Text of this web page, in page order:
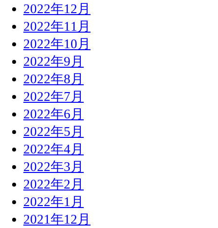
2022年12月
2022年11月
2022年10月
2022年9月
2022年8月
2022年7月
2022年6月
2022年5月
2022年4月
2022年3月
2022年2月
2022年1月
2021年12月